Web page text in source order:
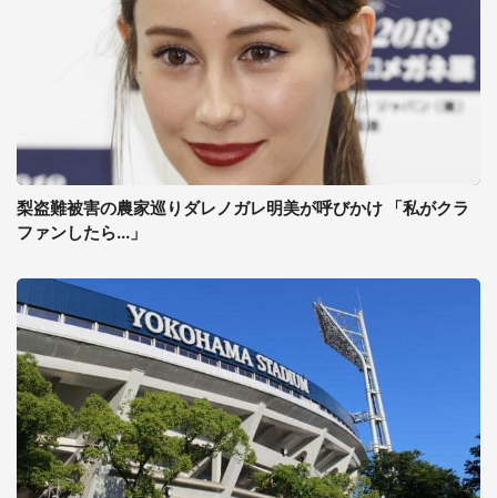
梨盗難被害の農家巡りダレノガレ明美が呼びかけ 「私がクラ
ファンしたら...」